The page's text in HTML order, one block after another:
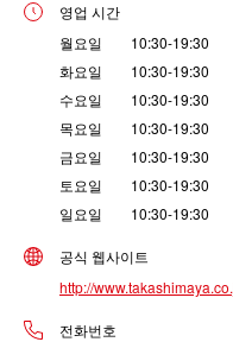
영업 시간
월요일 10:30-19:30
화요일 10:30-19:30
수요일 10:30-19:30
목요일 10:30-19:30
금요일 10:30-19:30
토요일 10:30-19:30
일요일 10:30-19:30
공식 웹사이트
http://
전화번호